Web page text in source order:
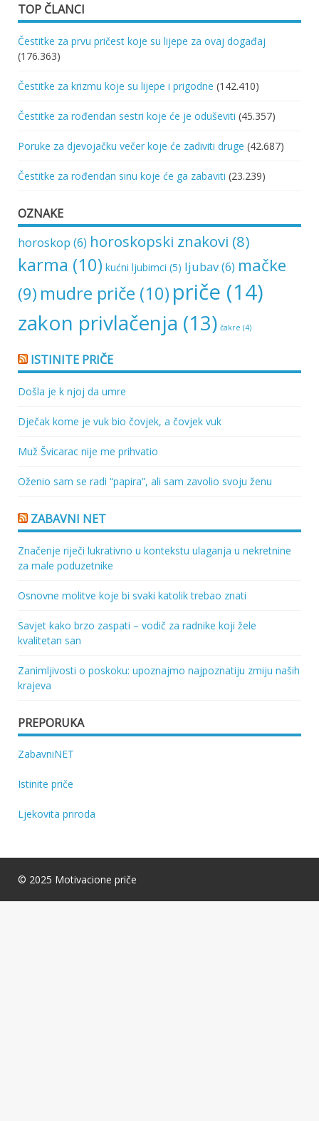
TOP ČLANCI
Čestitke za prvu pričest koje su lijepe za ovaj događaj
(176.363)
Čestitke za krizmu koje su lijepe i prigodne (142.410)
Čestitke za rođendan sestri koje će je oduševiti (45.357)
Poruke za djevojačku večer koje će zadiviti druge (42.687)
Čestitke za rođendan sinu koje će ga zabaviti (23.239)
OZNAKE
horoskop (6) horoskopski znakovi (8)
karma (10) kućni ljubimci (5) ljubav(6) mačke
(9) mudre priče (10) priče (14)
zakon privlačenja (13) čakre (4)
ISTINITE PRIČE
Došla je k njoj da umre
Dječak kome je vuk bio čovjek, a čovjek vuk
Muž Švicarac nije me prihvatio
Oženio sam se radi “papira”, ali sam zavolio svoju ženu
ZABAVNI NET
Značenje riječi lukrativno u kontekstu ulaganja u nekretnine
za male poduzetnike
Osnovne molitve koje bi svaki katolik trebao znati
Savjet kako brzo zaspati – vodič za radnike koji žele
kvalitetan san
Zanimljivosti o poskoku: upoznajmo najpoznatiju zmiju naših
krajeva
PREPORUKA
ZabavniNET
Istinite priče
Ljekovita priroda
© 2025 Motivacione priče